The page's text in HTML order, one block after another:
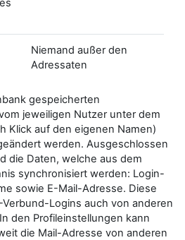
Niemand außer den
Adressaten
gespeicherten
jeweiligen Nutzer unter dem
Klick auf den eigenen Namen)
werden. Ausgeschlossen
die Daten, welche aus dem
synchronisiert werden: Login-
sowie E-Mail-Adresse. Diese
Logins auch von anderen
den Profileinstellungen kann
die Mail-Adresse von anderen